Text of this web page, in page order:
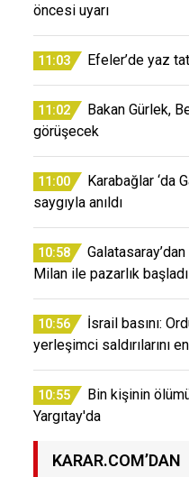
öncesi uyarı
11:03 Efeler’de yaz
11:02
Bakan Gürlek,
görüşecek
11:00
Karabağlar ‘da
saygıyla anıldı
10:58
Milan ile pazarlık başladı
10:56
İsrail basını:
yerleşimci saldırılarını
10:55
Bin kişinin
Yargıtay'da
KARAR.COM’DAN